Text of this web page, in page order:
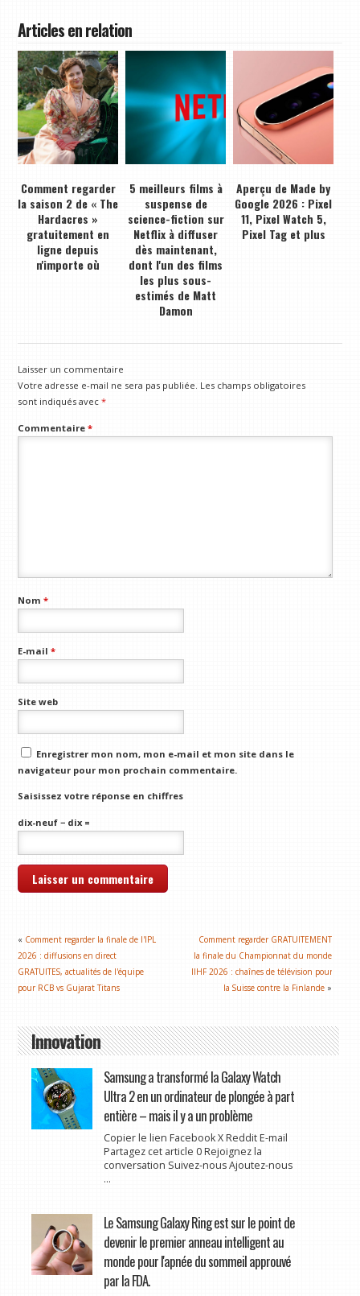
Articles en relation
Comment regarder
la saison 2 de « The
Hardacres »
gratuitement en
ligne depuis
n'importe où
5 meilleurs films à
suspense de
science-fiction sur
Netflix à diffuser
dès maintenant,
dont l'un des films
les plus sous-
estimés de Matt
Damon
Aperçu de Made by
Google 2026 : Pixel
11, Pixel Watch 5,
Pixel Tag et plus
Laisser un commentaire
Votre adresse e-mail ne sera pas publiée. Les champs obligatoires
sont indiqués avec*
Commentaire*
Nom*
E-mail*
Site web
Enregistrer mon nom, mon e-mail et mon site dans le
navigateur pour mon prochain commentaire.
Saisissez votre réponse en chiffres
dix-neuf − dix =
« Comment regarder la finale de l'IPL
2026 : diffusions en direct
GRATUITES, actualités de l'équipe
pour RCB vs Gujarat Titans
Comment regarder GRATUITEMENT
la finale du Championnat du monde
IIHF 2026 : chaînes de télévision pour
la Suisse contre la Finlande »
Innovation
Samsung a transformé la Galaxy Watch
Ultra 2 en un ordinateur de plongée à part
entière – mais il y a un problème
Copier le lien Facebook X Reddit E-mail
Partagez cet article 0 Rejoignez la
conversation Suivez-nous Ajoutez-nous
...
Le Samsung Galaxy Ring est sur le point de
devenir le premier anneau intelligent au
monde pour l'apnée du sommeil approuvé
par la FDA.